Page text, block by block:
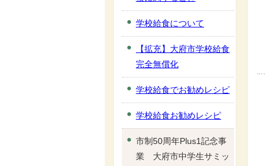
学校給食について
【拡充】大府市学校給食
完全無償化
学校給食でお勧めレシピ
学校給食お勧めレシピ
市制50周年Plus1記念事
業 大府市中学生サミッ